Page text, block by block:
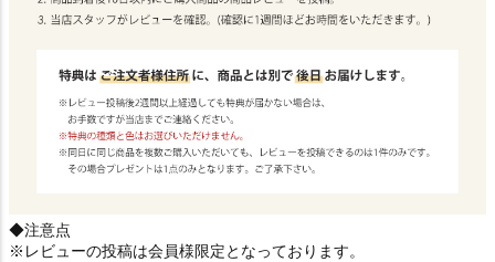
◆注意点
※レビューの投稿は会員様限定となっております。